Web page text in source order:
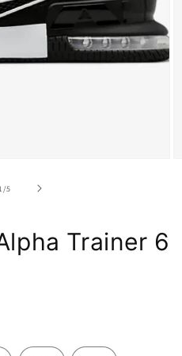
1 /з5
Trainer 6